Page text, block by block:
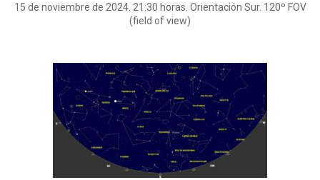
15 de noviembre de 2024. 21:30 horas. Orientación Sur. 120º FOV
(field of view)